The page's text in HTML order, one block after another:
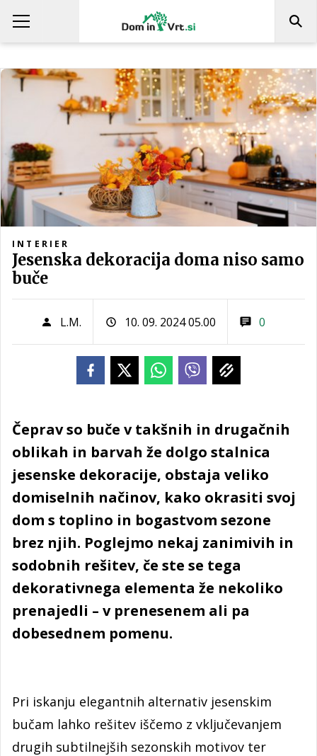
INTERIER
Jesenska dekoracija doma niso samo
buče
L.M. 10. 09. 2024 05.00 0
Čeprav so buče v takšnih in drugačnih
oblikah in barvah že dolgo stalnica
jesenske dekoracije, obstaja veliko
domiselnih načinov, kako okrasiti svoj
dom s toplino in bogastvom sezone
brez njih. Poglejmo nekaj zanimivih in
sodobnih rešitev, če ste se tega
dekorativnega elementa že nekoliko
prenajedli – v prenesenem ali pa
dobesednem pomenu.
Pri iskanju elegantnih alternativ jesenskim
bučam lahko rešitev iščemo z vključevanjem
drugih subtilnejših sezonskih motivov ter